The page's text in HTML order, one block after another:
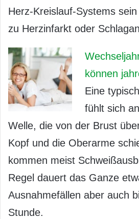
Herz-Kreislauf-Systems
zu Herzinfarkt oder
können
Eine
fühlt sich
Welle, die von der Brust
Kopf und die Oberarme
kommen meist
Regel dauert das Ganze
Ausnahmefällen aber auch
Stunde.